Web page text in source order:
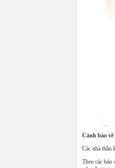
Cảnh báo
Các nhà thần
Theo các